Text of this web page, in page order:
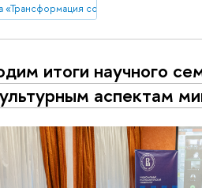
«Трансформация советского города в
итоги научного
аспектам